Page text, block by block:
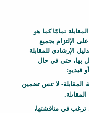
تمامًا كما هو
الإلتزام بجميع
الإرشادي للمقابلة
بها، حتى في حال
فيديو:
لا تنس تضمين
ترغب في مناقشتها،